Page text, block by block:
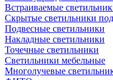
Встраиваемые
Скрытые светильники
Подвесные светильники
Накладные светильники
Точечные светильники
Светильники мебельные
Многолучевые